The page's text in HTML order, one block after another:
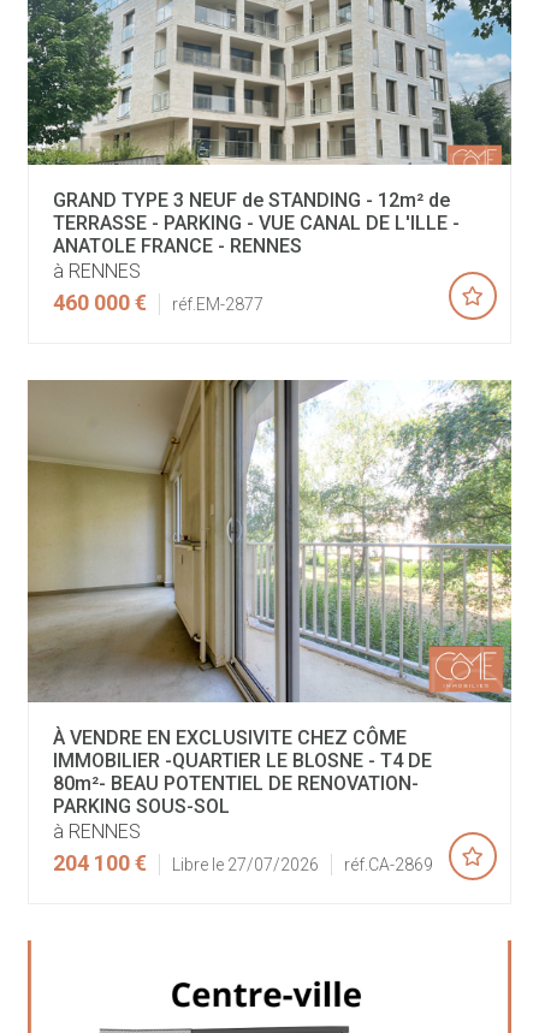
GRAND TYPE 3 NEUF de STANDING - 12m² de
TERRASSE - PARKING - VUE CANAL DE L'ILLE -
ANATOLE FRANCE - RENNES
à RENNES
460 000 € réf.EM-2877
À VENDRE EN EXCLUSIVITE CHEZ CÔME
IMMOBILIER -QUARTIER LE BLOSNE - T4 DE
80m²- BEAU POTENTIEL DE RENOVATION-
PARKING SOUS-SOL
à RENNES
204 100 € Libre le 27/07/2026 réf.CA-2869